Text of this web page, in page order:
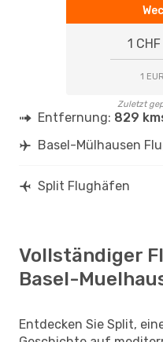
1
1
Zuletzt
Entfernung: 829
Basel-Mülhausen
Split Flughäfen
Vollständiger
Basel-
Entdecken Sie Split,